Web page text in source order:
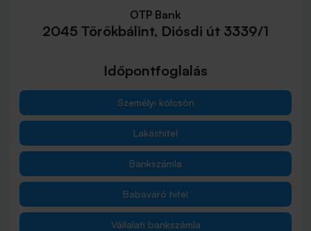
OTP Bank
2045 Törökbálint, Diósdi út 3339/1
Időpontfoglalás
Személyi kölcsön
Lakáshitel
Bankszámla
Babaváró hitel
Vállalati bankszámla